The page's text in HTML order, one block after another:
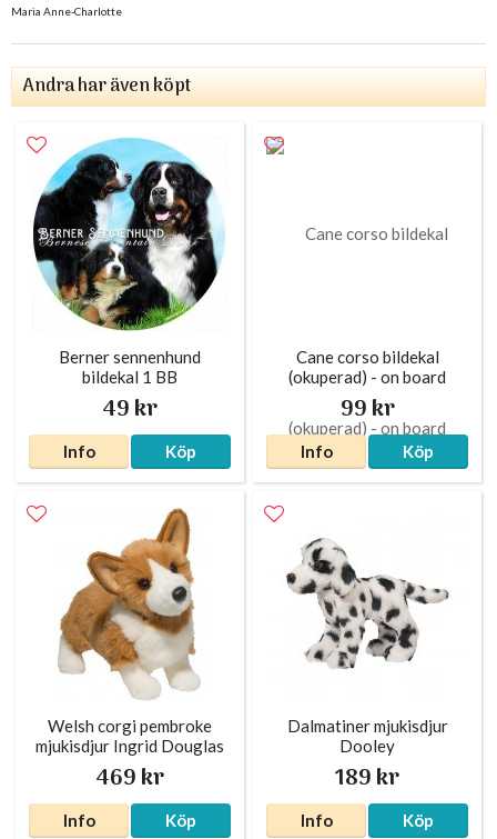
Maria Anne-Charlotte
Andra har även köpt
Berner sennenhund
bildekal 1 BB
49 kr
Info Köp
Cane corso bildekal
(okuperad) - on board
99 kr
Info Köp
Welsh corgi pembroke
mjukisdjur Ingrid Douglas
469 kr
Info Köp
Dalmatiner mjukisdjur
Dooley
189 kr
Info Köp